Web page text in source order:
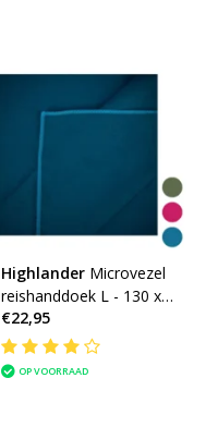
Highlander Microvezel
reishanddoek L - 130 x
70cm - Large -
microfibre soft
€22,95
OP VOORRAAD